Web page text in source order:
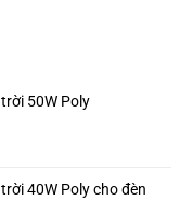
50W Poly
40W Poly cho đèn